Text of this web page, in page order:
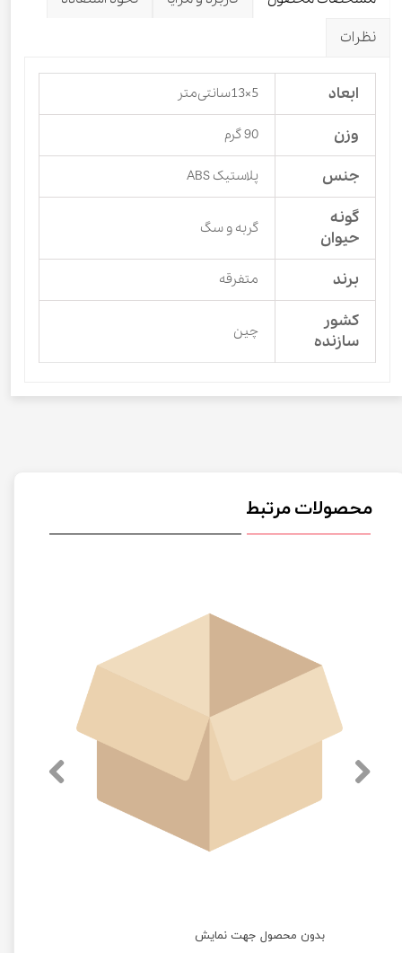
نظرات
ابعاد 5×13سانتی‌متر
وزن 90 گرم
جنس پلاستیک ABS
گونه
حیوان
گربه و سگ
برند متفرقه
کشور
سازنده
چین
محصولات مرتبط
بدون محصول جهت نمایش